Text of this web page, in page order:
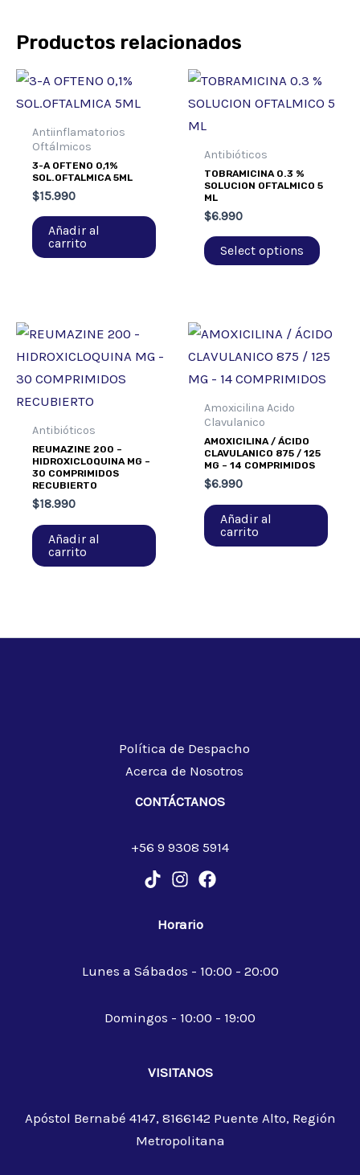
Productos relacionados
Antiinflamatorios
Oftálmicos
3-A OFTENO 0,1%
SOL.OFTALMICA 5ML
$15.990
Añadir al
carrito
Antibióticos
TOBRAMICINA 0.3 %
SOLUCION OFTALMICO 5
ML
$6.990
Select options
Antibióticos
REUMAZINE 200 –
HIDROXICLOQUINA MG –
30 COMPRIMIDOS
RECUBIERTO
$18.990
Añadir al
carrito
Amoxicilina Acido
Clavulanico
AMOXICILINA / ÁCIDO
CLAVULANICO 875 / 125
MG – 14 COMPRIMIDOS
$6.990
Añadir al
carrito
Política de Despacho
Acerca de Nosotros
CONTÁCTANOS
+56 9 9308 5914
Horario
Lunes a Sábados - 10:00 - 20:00
Domingos - 10:00 - 19:00
VISITANOS
Apóstol Bernabé 4147, 8166142 Puente Alto, Región
Metropolitana